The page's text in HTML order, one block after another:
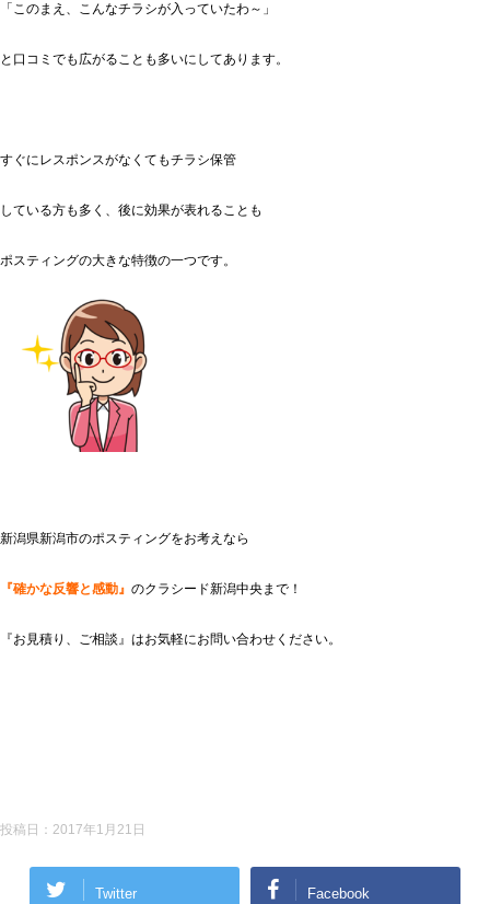
「このまえ、こんなチラシが入っていたわ～」
と口コミでも広がることも多いにしてあります。
すぐにレスポンスがなくてもチラシ保管
している方も多く、後に効果が表れることも
ポスティングの大きな特徴の一つです。
新潟県新潟市のポスティングをお考えなら
『確かな反響と感動』 のクラシード新潟中央まで！
『お見積り、ご相談』はお気軽にお問い合わせください。
投稿日： 2017年1月21日
Twitter Facebook